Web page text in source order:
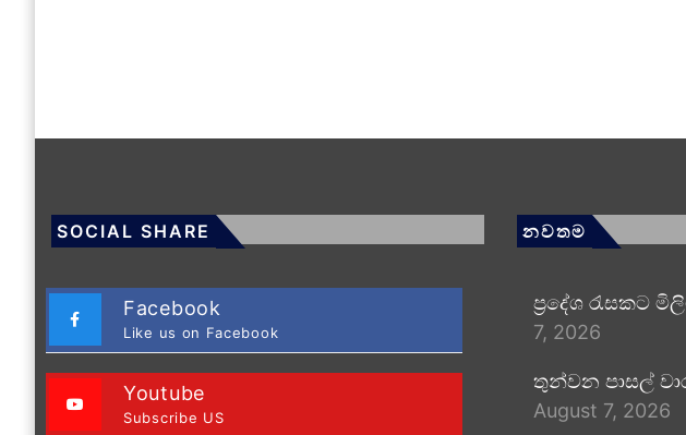
SOCIAL SHARE
Facebook
Like us on Facebook
Youtube
Subscribe US
නවතම
ප්‍රදේශ රැසකට
7, 2026
තුන්වන පාසල්
August 7, 2026